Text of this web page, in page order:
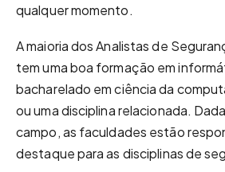
qualquer momento.
A maioria dos Analistas de
tem uma boa formação em
bacharelado em ciência da
ou uma disciplina relacionada.
campo, as faculdades estão
destaque para as disciplinas de